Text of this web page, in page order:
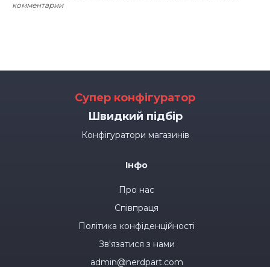
комментарии
Супер конфігуратор
Швидкий підбір
Конфігуратори магазинів
Інфо
Про нас
Співпраця
Політика конфіденційності
Зв'язатися з нами
admin@nerdpart.com